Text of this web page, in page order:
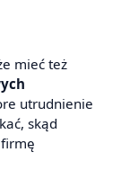
mieć też
utrudnienie
skąd